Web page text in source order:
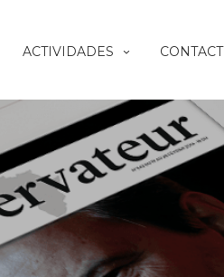
ACTIVIDADES CONTACT